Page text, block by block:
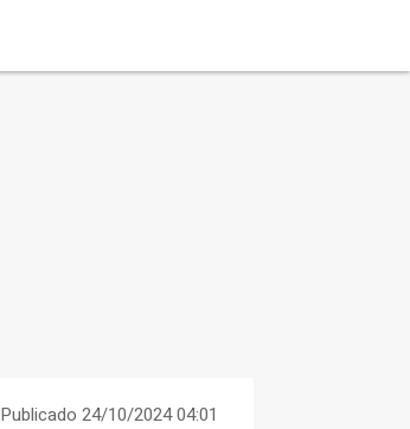
Publicado 24/10/2024 04:01